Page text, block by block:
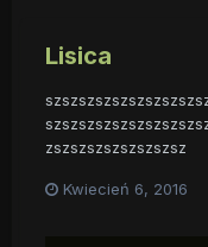
Lisica
zszszszszszszszsz
Kwiecień 6, 2016